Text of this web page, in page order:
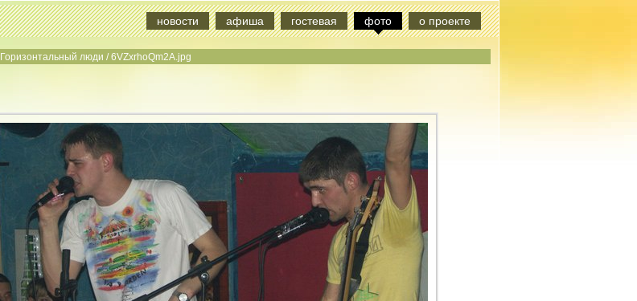
новости афиша гостевая фото о проекте
Горизонтальный люди /6VZxrhoQm2A.jpg